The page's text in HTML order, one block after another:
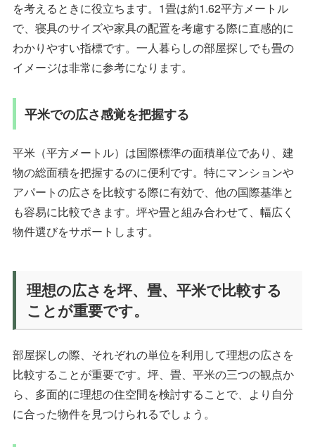
を考えるときに役立ちます。1畳は約1.62平方メートル
で、寝具のサイズや家具の配置を考慮する際に直感的に
わかりやすい指標です。一人暮らしの部屋探しでも畳の
イメージは非常に参考になります。
平米での広さ感覚を把握する
平米（平方メートル）は国際標準の面積単位であり、建
物の総面積を把握するのに便利です。特にマンションや
アパートの広さを比較する際に有効で、他の国際基準と
も容易に比較できます。坪や畳と組み合わせて、幅広く
物件選びをサポートします。
理想の広さを坪、畳、平米で比較する
ことが重要です。
部屋探しの際、それぞれの単位を利用して理想の広さを
比較することが重要です。坪、畳、平米の三つの観点か
ら、多面的に理想の住空間を検討することで、より自分
に合った物件を見つけられるでしょう。